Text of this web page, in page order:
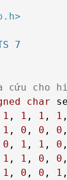
7
cho
char
1 , 1 , 1 , 1
1 , 0 , 0 , 0
0 , 1 , 1 , 0
1 , 1 , 0 , 0
1 , 0 , 0 , 1